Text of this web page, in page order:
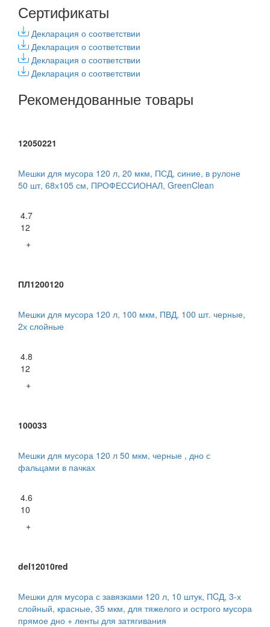
Сертификаты
Декларация о соответствии
Декларация о соответствии
Декларация о соответствии
Декларация о соответствии
Рекомендованные товары
12050221
Мешки для мусора 120 л, 20 мкм, ПСД, синие, в рулоне
50 шт, 68х105 см, ПРОФЕССИОНАЛ, GreenClean
4.7
12
+
ПЛ1200120
Мешки для мусора 120 л, 100 мкм, ПВД, 100 шт. черные,
2х слойные
4.8
12
+
100033
Мешки для мусора 120 л 50 мкм, черные , дно с
фальцами в пачках
4.6
10
+
del12010red
Мешки для мусора с завязками 120 л, 10 штук, ПCД, 3-х
слойный, красные, 35 мкм, для тяжелого и острого мусора
прямое дно + ленты для затягивания